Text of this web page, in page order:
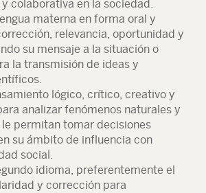
colaborativa en la sociedad.
materna en forma oral y
relevancia, oportunidad y
su mensaje a la situación o
la transmisión de ideas y
lógico, crítico, creativo y
analizar fenómenos naturales y
le permitan tomar decisiones
su ámbito de influencia con
social.
idioma, preferentemente el
y corrección para